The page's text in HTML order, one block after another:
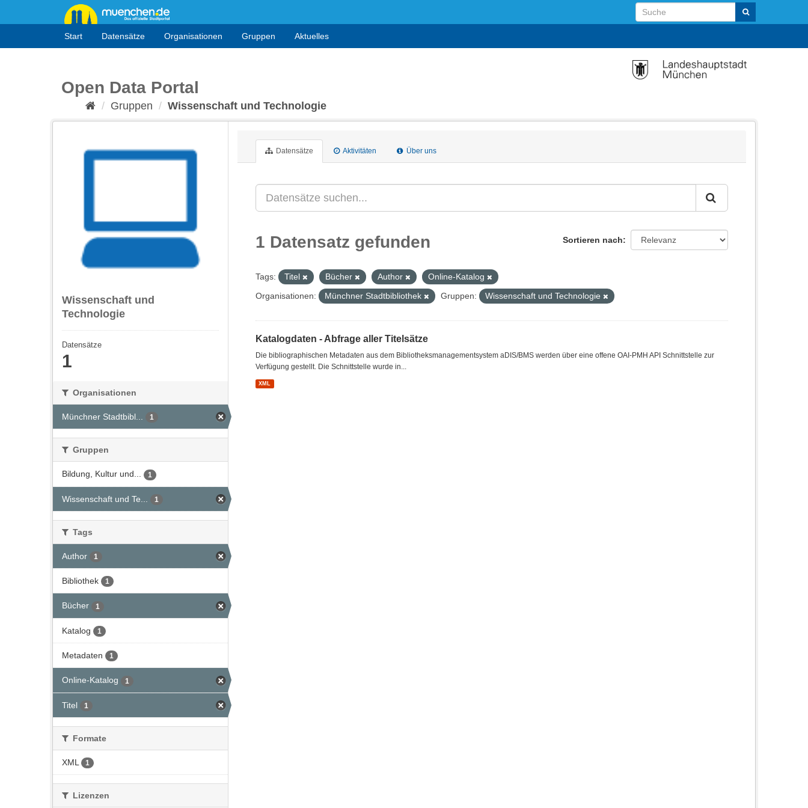
Start Datensätze Organisationen Gruppen Aktuelles
Open Data Portal
Gruppen Wissenschaft und Technologie
Wissenschaft und
Technologie
Datensätze
1
Organisationen
Münchner Stadtbibl... 1
Gruppen
Bildung, Kultur und... 1
Wissenschaft und Te... 1
Tags
Author 1
Bibliothek 1
Bücher 1
Katalog 1
Metadaten 1
Online-Katalog 1
Titel 1
Formate
XML 1
Lizenzen
Datensätze Aktivitäten Über uns
Sortieren nach
1 Datensatz gefunden
Tags: Titel Bücher Author
Online-Katalog
Organisationen:
Münchner Stadtbibliothek Gruppen: Wissenschaft und Technologie
Katalogdaten - Abfrage aller Titelsätze
Die bibliographischen Metadaten aus dem Bibliotheksmanagementsystem aDIS/BMS werden über eine offene OAI-PMH API Schnittstelle zur
Verfügung gestellt. Die Schnittstelle wurde in...
XML